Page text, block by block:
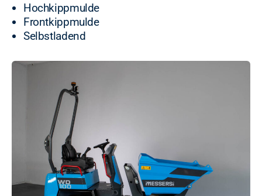
Hochkippmulde
Frontkippmulde
Selbstladend